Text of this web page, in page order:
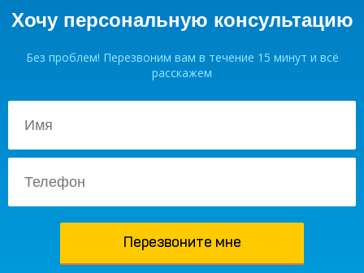
Хочу персональную консультацию
Без проблем! Перезвоним вам в течение 15 минут и всё
расскажем